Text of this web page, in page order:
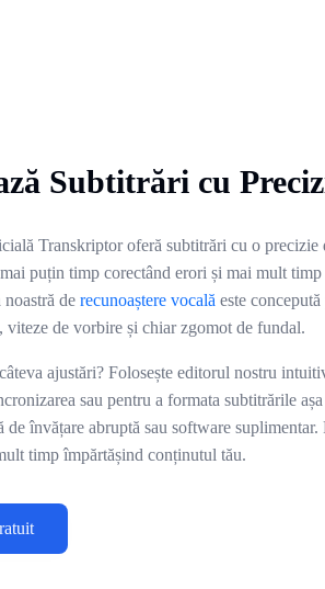
Subtitrări cu
Transkriptor oferă subtitrări cu o precizie
puțin timp corectând erori și mai mult
de recunoaștere vocală este
viteze de vorbire și chiar zgomot de fundal.
ajustări? Folosește editorul nostru
sau pentru a formata subtitrările
de învățare abruptă sau software
timp împărtășind conținutul tău.